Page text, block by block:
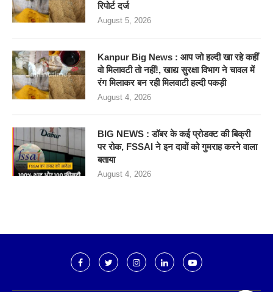
रिपोर्ट दर्ज
August 5, 2026
Kanpur Big News : आप जो हल्दी खा रहे कहीं
वो मिलावटी तो नहीं!, खाद्य सुरक्षा विभाग ने चावल में
रंग मिलाकर बन रही मिलवाटी हल्दी पकड़ी
August 4, 2026
BIG NEWS : डॉबर के कई प्रोडक्ट की बिक्री
पर रोक, FSSAI ने इन दावों को गुमराह करने वाला
बताया
August 4, 2026